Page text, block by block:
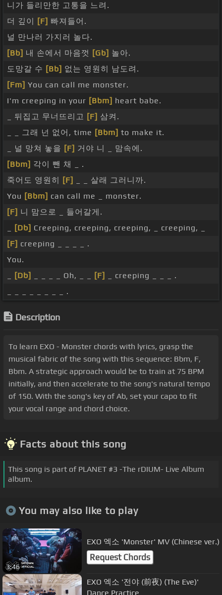
니가 들리만한 고통을 느려.
더 깊이
[F] 빠져들어.
널 만나러 가지러 놀다.
[Bb] 내 손에서 마음껏 [Gb] 놀아.
도망갈 수 [Bb] 없는 영원히 남도려.
[Fm] You can call me monster.
I'm creeping in your [Bbm] heart babe.
_ 뒤집고 무너뜨리고 [F] 삼켜.
_ _ 그래 넌 없어, time [Bbm] to make it.
_ 널 망쳐 놓을 [F] 거야 니 _ 맘속에.
[Bbm] 각이 뺀 채 _ .
죽어도 영원히
[F]
_ _ 살래 그러니까.
You [Bbm] can call me _ monster.
[F] 니 맘으로 _ 들어갈게.
[Db] Creeping, creeping, creeping, _ creeping, _
[F] creeping _ _ _ _ .
You.
[Db] _ _ _ _ Oh, _ _ [F]
_ creeping _ _ _ .
_ _ _ _ _ _ _ _ .
Description
To learn EXO - Monster chords with lyrics, grasp the
musical fabric of the song with this sequence: Bbm, F,
Bbm. A strategic approach would be to train at 75 BPM
initially, and then accelerate to the song's natural tempo
of 150. With the song's key of Ab, set your capo to fit
your vocal range and chord choice.
Facts about this song
This song is part of PLANET #3 -The rDIUM- Live Album
album.
You may also like to play
3:46
EXO 엑소 'Monster' MV (Chinese ver.)
Request Chords
EXO 엑소 '전야 (前夜) (The Eve)'
Dance Practice